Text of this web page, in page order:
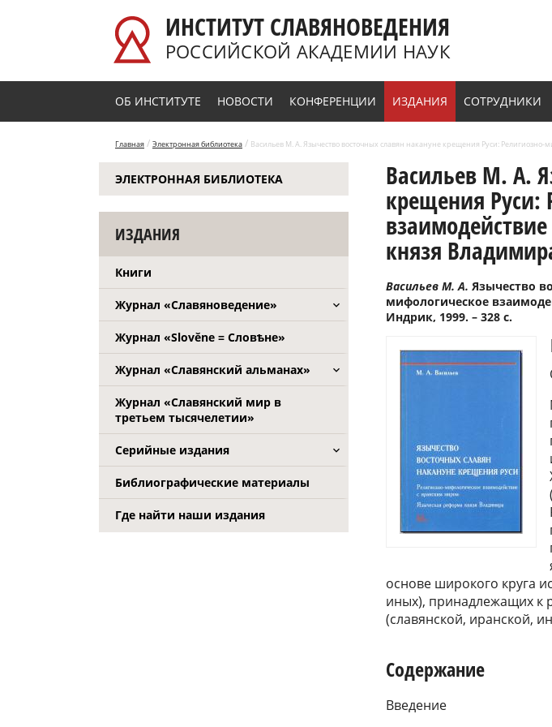
ИНСТИТУТ СЛАВЯНОВЕДЕНИЯ
РОССИЙСКОЙ АКАДЕМИИ НАУК
ОБ ИНСТИТУТЕ НОВОСТИ КОНФЕРЕНЦИИ ИЗДАНИЯ СОТРУДНИКИ
Главная / Электронная библиотека / Васильев М. А. Язычество восточных славян накануне крещения Руси:
ЭЛЕКТРОННАЯ БИБЛИОТЕКА
ИЗДАНИЯ
Книги
Журнал «Славяноведение»
Журнал «Slověne = Словѣне»
Журнал «Славянский альманах»
Журнал «Славянский мир в
третьем тысячелетии»
Серийные издания
Библиографические материалы
Где найти наши издания
Васильев М. А.
крещения Руси:
князя
Васильев М. А. Язычество
мифологическое
Индрик, 1999. – 328 с.
основе широкого круга
иных), принадлежащих к
(славянской, иранской,
Содержание
Введение